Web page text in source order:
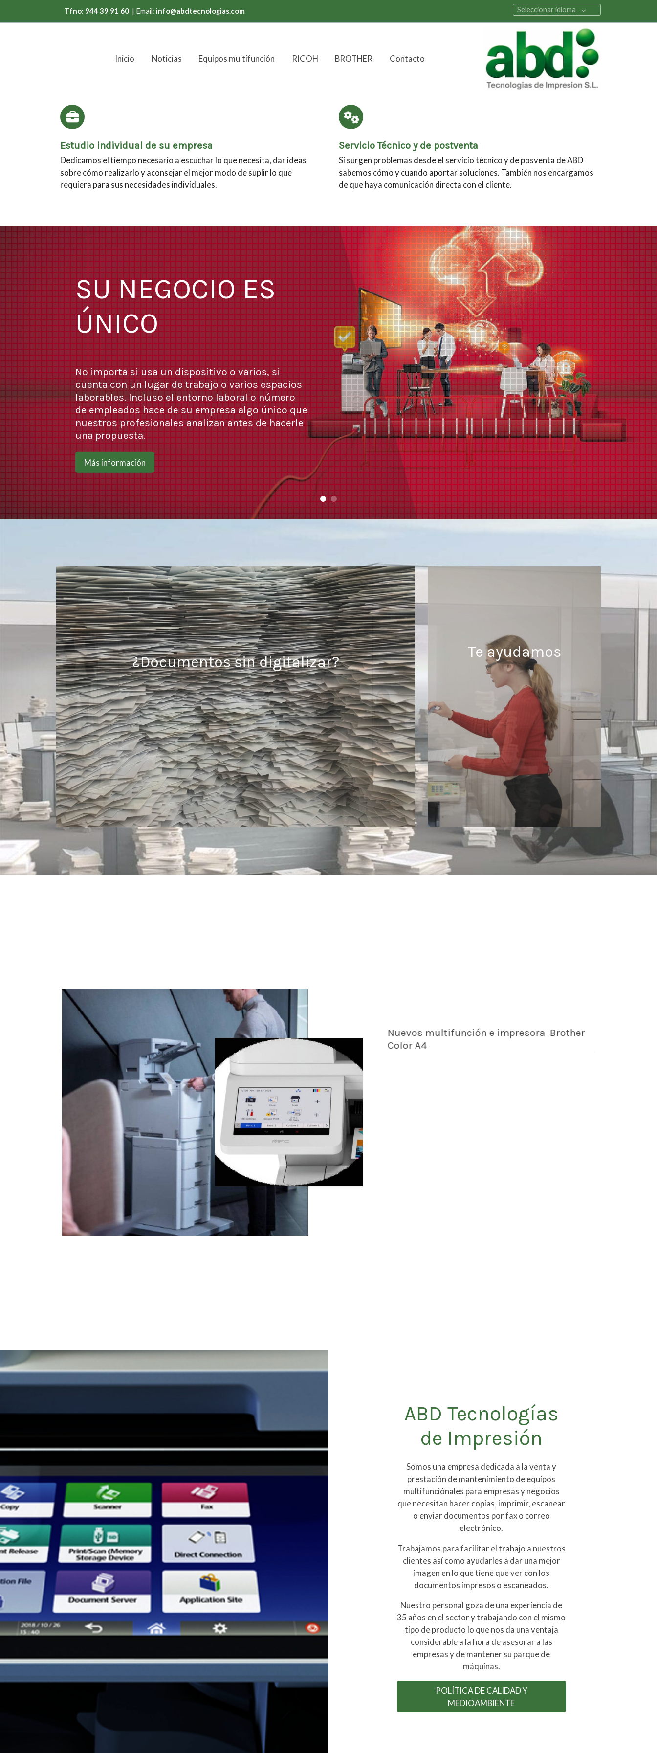
Tfno: 944 39 91 60| Email: info@abdtecnologias.com Seleccionar idioma
Inicio Noticias Equipos multifunción RICOH BROTHER Contacto
Estudio individual de su empresa
Dedicamos el tiempo necesario a escuchar lo que necesita, dar ideas
sobre cómo realizarlo y aconsejar el mejor modo de suplir lo que
requiera para sus necesidades individuales.
Servicio Técnico y de postventa
Si surgen problemas desde el servicio técnico y de posventa de ABD
sabemos cómo y cuando aportar soluciones. También nos encargamos
de que haya comunicación directa con el cliente.
SU NEGOCIO ES
ÚNICO
No importa si usa un dispositivo o varios, si
cuenta con un lugar de trabajo o varios espacios
laborables. Incluso el entorno laboral o número
de empleados hace de su empresa algo único que
nuestros profesionales analizan antes de hacerle
una propuesta.
Más información
¿Documentos sin digitalizar?
Te ayudamos
Nuevos multifunción e impresora Brother
Color A4
ABD Tecnologías
de Impresión
Somos una empresa dedicada a la venta y
prestación de mantenimiento de equipos
multifunciónales para empresas y negocios
que necesitan hacer copias, imprimir, escanear
o enviar documentos por fax o correo
electrónico.
Trabajamos para facilitar el trabajo a nuestros
clientes así como ayudarles a dar una mejor
imagen en lo que tiene que ver con los
documentos impresos o escaneados.
Nuestro personal goza de una experiencia de
35 años en el sector y trabajando con el mismo
tipo de producto lo que nos da una ventaja
considerable a la hora de asesorar a las
empresas y de mantener su parque de
máquinas.
POLÍTICA DE CALIDAD Y
MEDIOAMBIENTE